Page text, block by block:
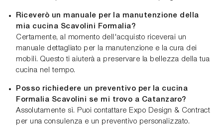
Riceverò un manuale per la manutenzione della
mia cucina Scavolini Formalia?
Certamente, al momento dell'acquisto riceverai un
manuale dettagliato per la manutenzione e la cura dei
mobili. Questo ti aiuterà a preservare la bellezza della tua
cucina nel tempo.
Posso richiedere un preventivo per la cucina
Formalia Scavolini se mi trovo a Catanzaro?
Assolutamente sì. Puoi contattare Expo Design & Contract
per una consulenza e un preventivo personalizzato.